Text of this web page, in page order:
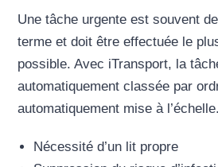
Une tâche urgente est souvent
terme et doit être effectuée le
possible. Avec iTransport, la
automatiquement classée par
automatiquement mise à l’échelle.
Nécessité d’un lit propre